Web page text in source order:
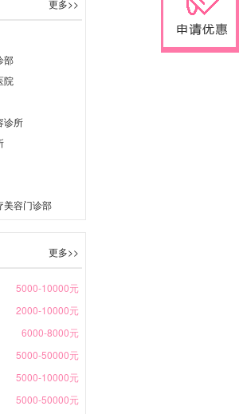
更多>>
部
院
诊所
美容门诊部
更多>>
5000-10000元
2000-10000元
6000-8000元
5000-50000元
5000-10000元
5000-50000元